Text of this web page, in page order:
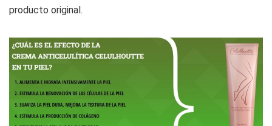
producto original.